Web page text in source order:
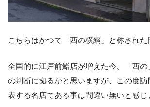
こちらはかつて「西の横綱」と称された
全国的に江戸前鮨店が増えた今、「西の
の判断に拠るかと思いますが、この度
表する名店である事は間違い無いと感じ